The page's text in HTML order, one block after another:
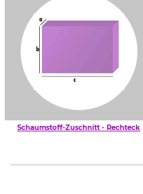
Schaumstoff-Zuschnitt - Rechteck